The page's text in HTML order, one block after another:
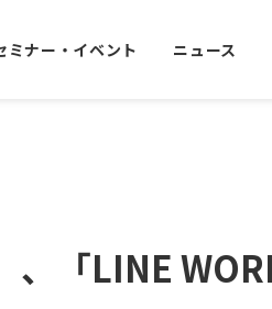
ミナー・イベント ニュース
「LINE